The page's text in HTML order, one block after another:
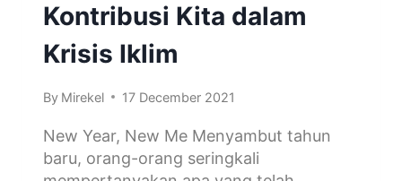
Kontribusi Kita dalam
Krisis Iklim
By Mirekel 17 December 2021
New Year, New Me Menyambut tahun
baru, orang-orang seringkali